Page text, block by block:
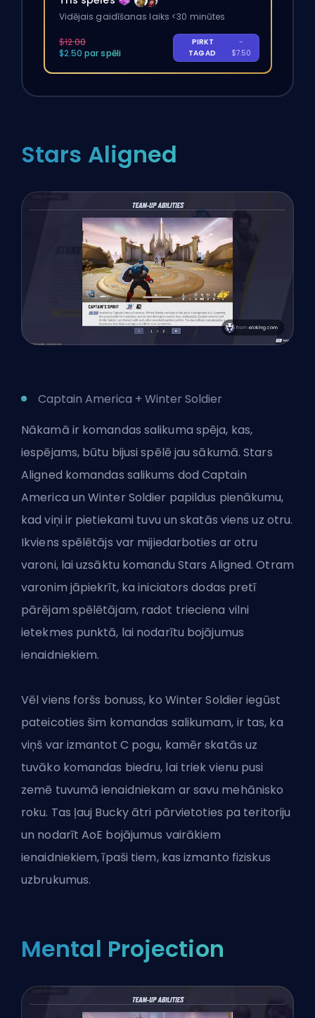
Vidējais gaidīšanas laiks <30 minūtes
$12.00
$2.50 par spēli
PIRKT
TAGAD
-
$7.50
Stars Aligned
Captain America + Winter Soldier
Nākamā ir komandas salikuma spēja, kas,
iespējams, būtu bijusi spēlē jau sākumā. Stars
Aligned komandas salikums dod Captain
America un Winter Soldier papildus pienākumu,
kad viņi ir pietiekami tuvu un skatās viens uz otru.
Ikviens spēlētājs var mijiedarboties ar otru
varoni, lai uzsāktu komandu Stars Aligned. Otram
varonim jāpiekrīt, ka iniciators dodas pretī
pārējam spēlētājam, radot trieciena vilni
ietekmes punktā, lai nodarītu bojājumus
ienaidniekiem.
Vēl viens foršs bonuss, ko Winter Soldier iegūst
pateicoties šim komandas salikumam, ir tas, ka
viņš var izmantot C pogu, kamēr skatās uz
tuvāko komandas biedru, lai triek vienu pusi
zemē tuvumā ienaidniekam ar savu mehānisko
roku. Tas ļauj Bucky ātri pārvietoties pa teritoriju
un nodarīt AoE bojājumus vairākiem
ienaidniekiem, īpaši tiem, kas izmanto fiziskus
uzbrukumus.
Mental Projection